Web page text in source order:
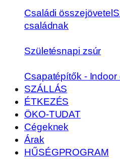
Családi összejövetel
családnak
Születésnapi zsúr
Csapatépítők -
SZÁLLÁS
ÉTKEZÉS
ÖKO-TUDAT
Cégeknek
Árak
HŰSÉGPROGRAM